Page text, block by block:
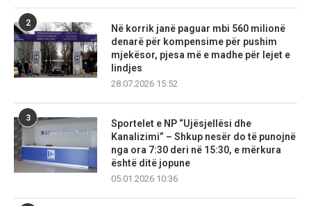
2
Në korrik janë paguar mbi 560 milionë
denarë për kompensime për pushim
mjekësor, pjesa më e madhe për lejet e
lindjes
28.07.2026 15:52
3
Sportelet e NP “Ujësjellësi dhe
Kanalizimi” – Shkup nesër do të punojnë
nga ora 7:30 deri në 15:30, e mërkura
është ditë jopune
05.01.2026 10:36